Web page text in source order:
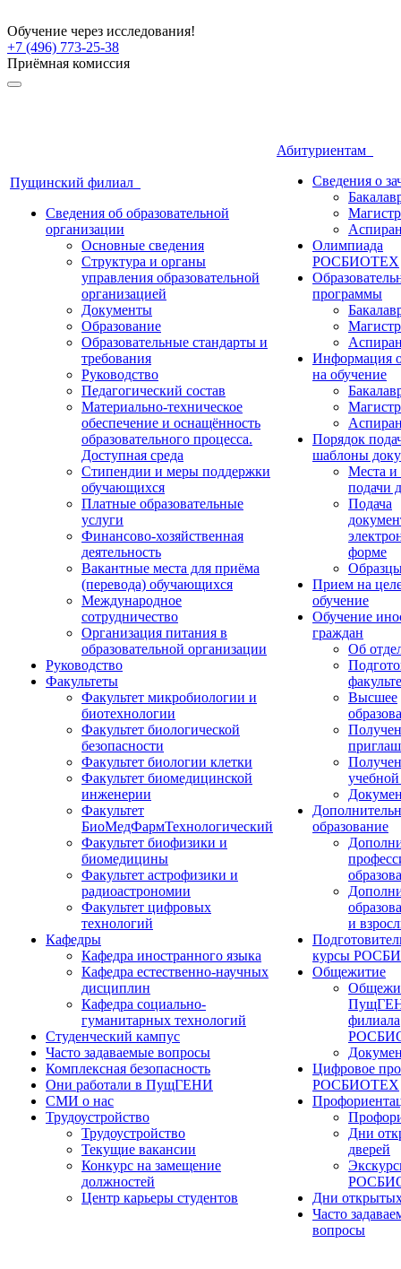
Обучение через исследования!
+7 (496) 773-25-38
Приёмная комиссия
Пущинский филиал
Сведения об образовательной
организации
Основные сведения
Структура и органы
управления образовательной
организацией
Документы
Образование
Образовательные стандарты и
требования
Руководство
Педагогический состав
Материально-техническое
обеспечение и оснащённость
образовательного процесса.
Доступная среда
Стипендии и меры поддержки
обучающихся
Платные образовательные
услуги
Финансово-хозяйственная
деятельность
Вакантные места для приёма
(перевода) обучающихся
Международное
сотрудничество
Организация питания в
образовательной организации
Руководство
Факультеты
Факультет микробиологии и
биотехнологии
Факультет биологической
безопасности
Факультет биологии клетки
Факультет биомедицинской
инженерии
Факультет
БиоМедФармТехнологический
Факультет биофизики и
биомедицины
Факультет астрофизики и
радиоастрономии
Факультет цифровых
технологий
Кафедры
Кафедра иностранного языка
Кафедра естественно-научных
дисциплин
Кафедра социально-
гуманитарных технологий
Студенческий кампус
Часто задаваемые вопросы
Комплексная безопасность
Они работали в ПущГЕНИ
СМИ о нас
Трудоустройство
Трудоустройство
Текущие вакансии
Конкурс на замещение
должностей
Центр карьеры студентов
Абитуриентам
Сведения о
Олимпиада
РОСБИОТЕХ
программы
Информация
на обучение
Порядок
шаблоны
Места и
подачи
Подача
форме
Прием на
обучение
Обучение
граждан
Об
Высшее
образование
и
курсы
Общежитие
филиала
Цифровое
РОСБИОТЕХ
Дни
дверей
Дни
Часто
вопросы